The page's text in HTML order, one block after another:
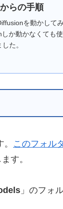
らの手順
を動かして
か動かなくても
た。
このフォル
す。
」のフォ